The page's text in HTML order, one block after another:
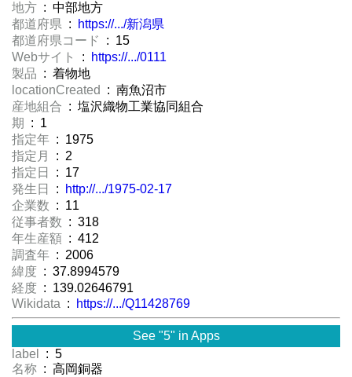
地方 : 中部地方
都道府県 :
https://.../新潟県
都道府県コード
: 15
Webサイト
:
https://.../0111
製品 : 着物地
locationCreated
: 南魚沼市
産地組合 : 塩沢織物工業協同組合
期
: 1
指定年 : 1975
指定月
: 2
指定日
: 17
発生日
:
http://.../1975-02-17
企業数 : 11
従事者数 : 318
年生産額 : 412
調査年 : 2006
緯度 : 37.8994579
経度 : 139.02646791
Wikidata : https://.../Q11428769
See "5" in Apps
label
: 5
名称 : 高岡銅器